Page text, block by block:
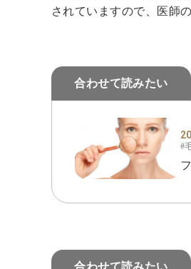
されていますので、医師
合わせて読みたい
#